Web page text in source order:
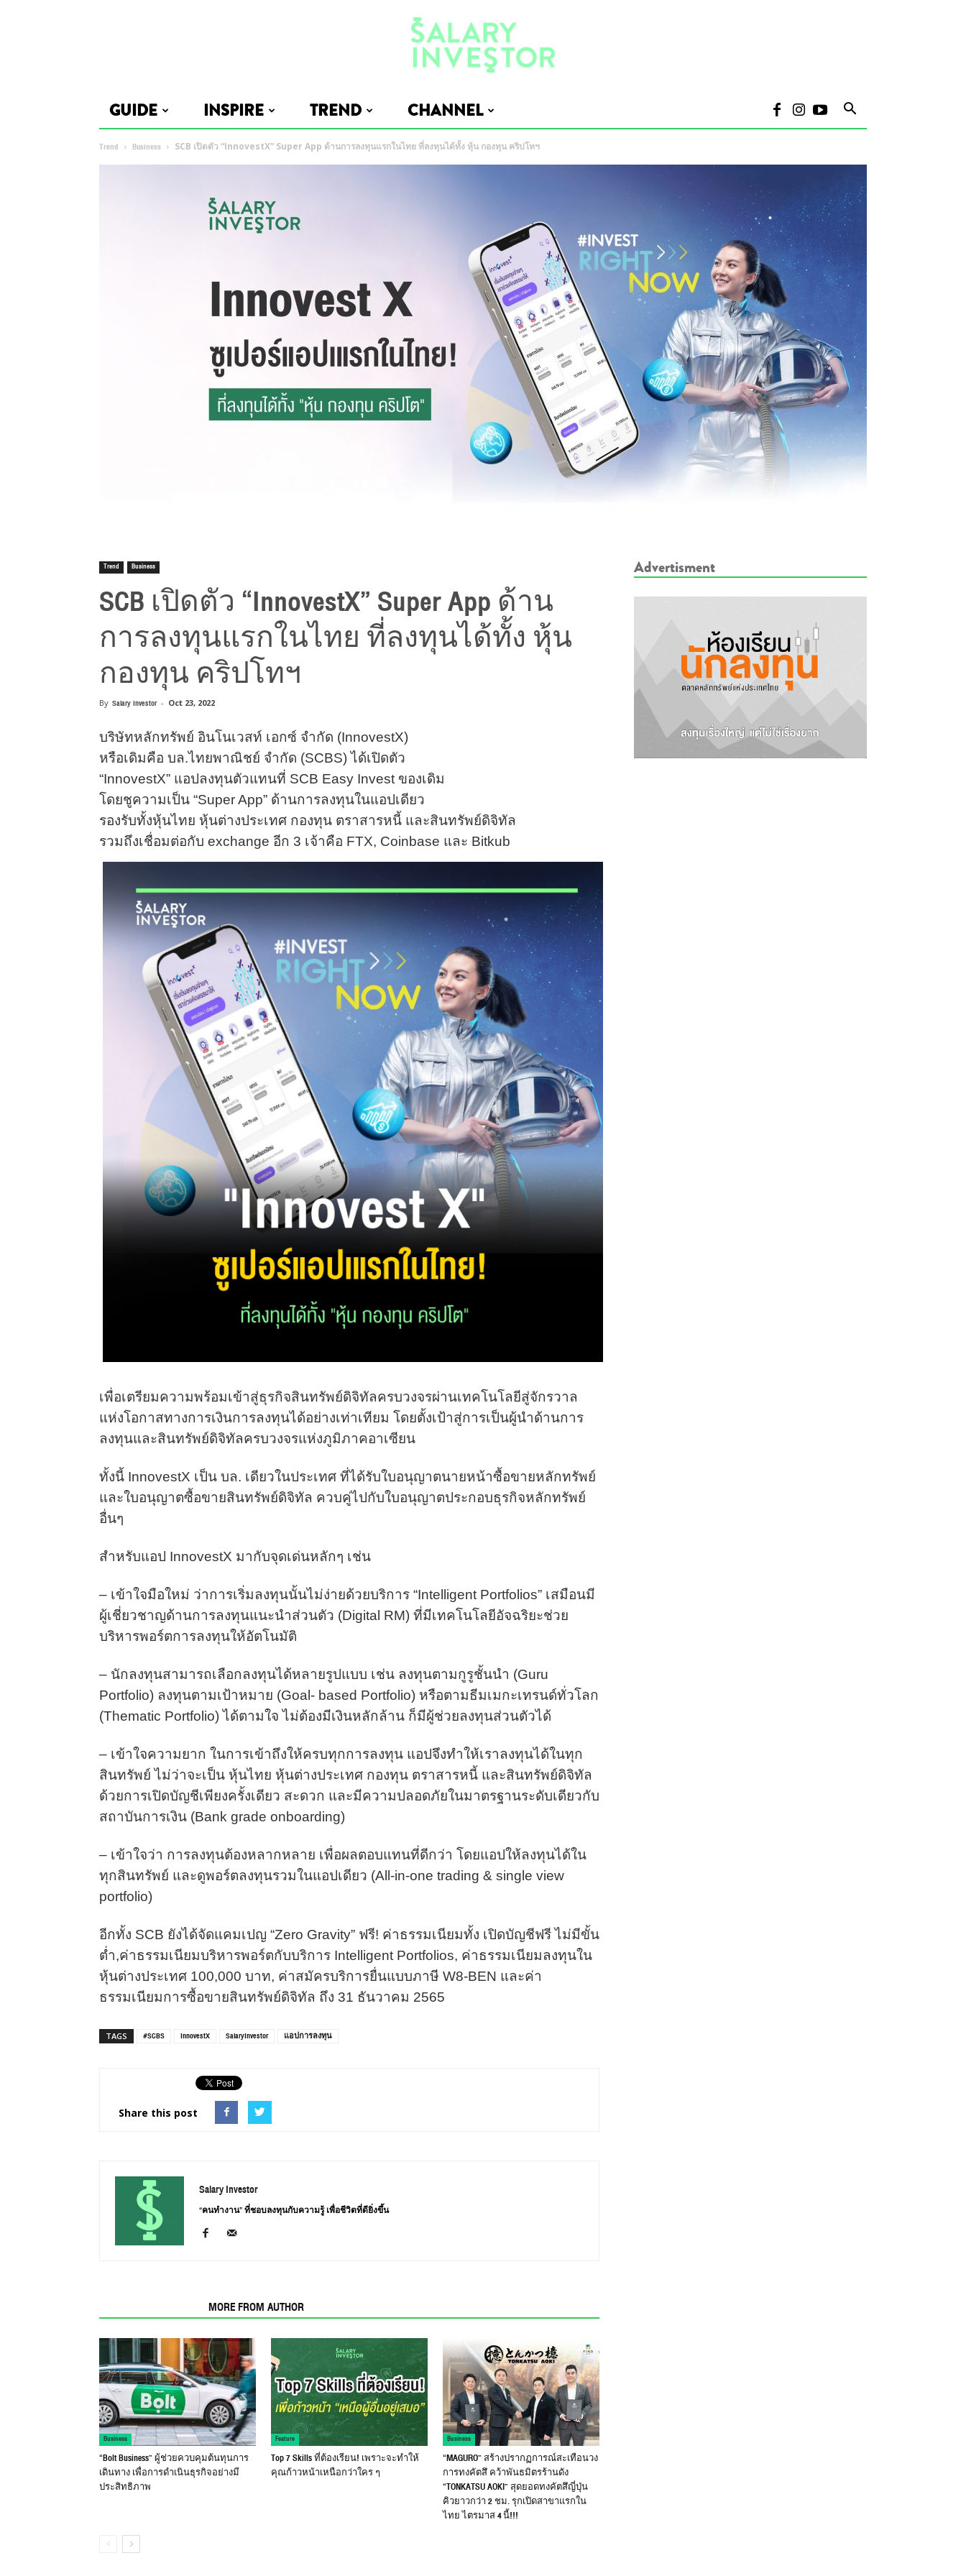
Salary
GUIDE INSPIRE TREND CHANNEL
Trend Business SCB เปิดตัว “InnovestX” Super App ด้านการลงทุนแรกในไทย ที่ลงทุนได้ทั้ง หุ้น กองทุน คริปโทฯ
Trend Business
SCB เปิดตัว “InnovestX” Super App ด้าน
การลงทุนแรกในไทย ที่ลงทุนได้ทั้ง หุ้น
กองทุน คริปโทฯ
By Salary Investor - Oct 23, 2022
บริษัทหลักทรัพย์ อินโนเวสท์ เอกซ์ จำกัด (InnovestX)
หรือเดิมคือ บล.ไทยพาณิชย์ จำกัด (SCBS) ได้เปิดตัว
“InnovestX” แอปลงทุนตัวแทนที่ SCB Easy Invest ของเดิม
โดยชูความเป็น “Super App” ด้านการลงทุนในแอปเดียว
รองรับทั้งหุ้นไทย หุ้นต่างประเทศ กองทุน ตราสารหนี้ และสินทรัพย์ดิจิทัล
รวมถึงเชื่อมต่อกับ exchange อีก 3 เจ้าคือ FTX, Coinbase และ Bitkub
เพื่อเตรียมความพร้อมเข้าสู่ธุรกิจสินทรัพย์ดิจิทัลครบวงจรผ่านเทคโนโลยีสู่จักรวาล
แห่งโอกาสทางการเงินการลงทุนได้อย่างเท่าเทียม โดยตั้งเป้าสู่การเป็นผู้นำด้านการ
ลงทุนและสินทรัพย์ดิจิทัลครบวงจรแห่งภูมิภาคอาเซียน
ทั้งนี้ InnovestX เป็น บล. เดียวในประเทศ ที่ได้รับใบอนุญาตนายหน้าซื้อขายหลักทรัพย์
และใบอนุญาตซื้อขายสินทรัพย์ดิจิทัล ควบคู่ไปกับใบอนุญาตประกอบธุรกิจหลักทรัพย์
อื่นๆ
สำหรับแอป InnovestX มากับจุดเด่นหลักๆ เช่น
– เข้าใจมือใหม่ ว่าการเริ่มลงทุนนั้นไม่ง่ายด้วยบริการ “Intelligent Portfolios” เสมือนมี
ผู้เชี่ยวชาญด้านการลงทุนแนะนำส่วนตัว (Digital RM) ที่มีเทคโนโลยีอัจฉริยะช่วย
บริหารพอร์ตการลงทุนให้อัตโนมัติ
– นักลงทุนสามารถเลือกลงทุนได้หลายรูปแบบ เช่น ลงทุนตามกูรูชั้นนำ (Guru
Portfolio) ลงทุนตามเป้าหมาย (Goal- based Portfolio) หรือตามธีมเมกะเทรนด์ทั่วโลก
(Thematic Portfolio) ได้ตามใจ ไม่ต้องมีเงินหลักล้าน ก็มีผู้ช่วยลงทุนส่วนตัวได้
– เข้าใจความยาก ในการเข้าถึงให้ครบทุกการลงทุน แอปจึงทำให้เราลงทุนได้ในทุก
สินทรัพย์ ไม่ว่าจะเป็น หุ้นไทย หุ้นต่างประเทศ กองทุน ตราสารหนี้ และสินทรัพย์ดิจิทัล
ด้วยการเปิดบัญชีเพียงครั้งเดียว สะดวก และมีความปลอดภัยในมาตรฐานระดับเดียวกับ
สถาบันการเงิน (Bank grade onboarding)
– เข้าใจว่า การลงทุนต้องหลากหลาย เพื่อผลตอบแทนที่ดีกว่า โดยแอปให้ลงทุนได้ใน
ทุกสินทรัพย์ และดูพอร์ตลงทุนรวมในแอปเดียว (All-in-one trading & single view
portfolio)
อีกทั้ง SCB ยังได้จัดแคมเปญ “Zero Gravity” ฟรี! ค่าธรรมเนียมทั้ง เปิดบัญชีฟรี ไม่มีขั้น
ต่ำ,ค่าธรรมเนียมบริหารพอร์ตกับบริการ Intelligent Portfolios, ค่าธรรมเนียมลงทุนใน
หุ้นต่างประเทศ 100,000 บาท, ค่าสมัครบริการยื่นแบบภาษี W8-BEN และค่า
ธรรมเนียมการซื้อขายสินทรัพย์ดิจิทัล ถึง 31 ธันวาคม 2565
TAGS #SCBS InnovestX SalaryInvestor แอปการลงทุน
Share this post
Salary Investor
“คนทำงาน” ที่ชอบลงทุนกับความรู้ เพื่อชีวิตที่ดียิ่งขึ้น
MORE FROM AUTHOR
Business
“Bolt Business” ผู้ช่วยควบคุมต้นทุนการ
เดินทาง เพื่อการดำเนินธุรกิจอย่างมี
ประสิทธิภาพ
Feature
Top 7 Skills ที่ต้องเรียน! เพราะจะทำให้
คุณก้าวหน้าเหนือกว่าใคร ๆ
Business
“MAGURO” สร้างปรากฏการณ์สะเทือนวง
การทงคัตสึ คว้าพันธมิตรร้านดัง
“TONKATSU AOKI” สุดยอดทงคัตสึญี่ปุ่น
คิวยาวกว่า 2 ชม. รุกเปิดสาขาแรกใน
ไทย ไตรมาส 4 นี้!!!
Advertisment